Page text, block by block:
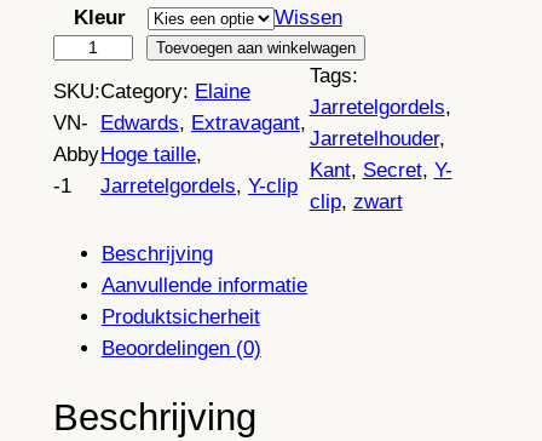
Kleur
Wissen
b
b
y
g
Toevoegen aan winkelwagen
SKU:
VN-
Abby
-1
Category: Elaine
Edwards, Extravagant ,
Hoge taille
Jarretelgordels, Y-clip
Tags:
Jarretelgordels
Jarretelhouder
Kant, Secret, Y-
clip, zwart
Beschrijving
Aanvullende informatie
Produktsicherheit
Beoordelingen (0)
Beschrijving